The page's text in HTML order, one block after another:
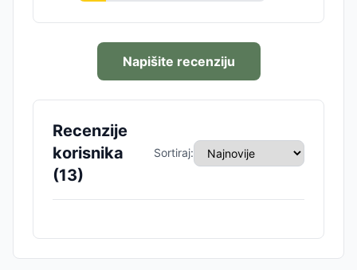
Napišite recenziju
Recenzije
korisnika
(13)
Sortiraj: